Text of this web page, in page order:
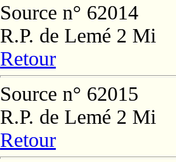
Source n° 62014
R.P. de Lemé 2 Mi
Retour
Source n° 62015
R.P. de Lemé 2 Mi
Retour